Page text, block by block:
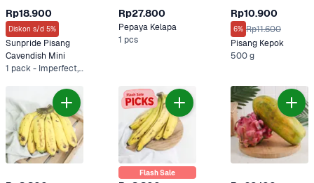
Rp18.900
Diskon s/d 5%
Sunpride Pisang
Cavendish Mini
1 pack - Imperfect, 1 pack
Rp27.800
Pepaya Kelapa
1 pcs
Rp10.900
6% Rp11.600
Pisang Kepok
500 g
Flash Sale